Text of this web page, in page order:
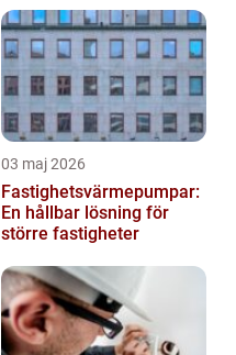
03 maj 2026
Fastighetsvärmepumpar:
En hållbar lösning för
större fastigheter